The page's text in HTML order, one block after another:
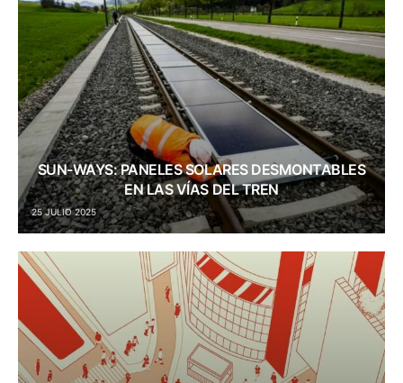
SUN-WAYS: PANELES SOLARES DESMONTABLES
EN LAS VÍAS DEL TREN
25 JULIO 2025